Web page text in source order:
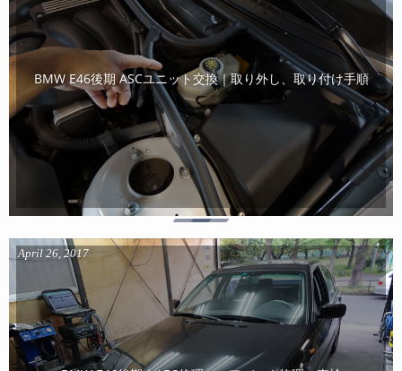
BMW E46後期 ASCユニット交換｜取り外し、取り付け手順
April 26 2017